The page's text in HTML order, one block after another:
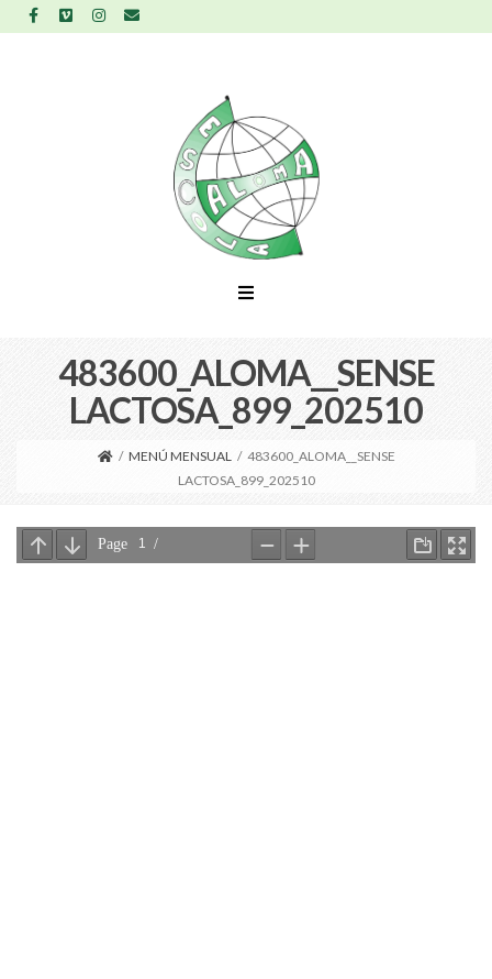
483600_ALOMA__SENSE
LACTOSA_899_202510
/ MENÚ MENSUAL / 483600_ALOMA__SENSE
LACTOSA_899_202510